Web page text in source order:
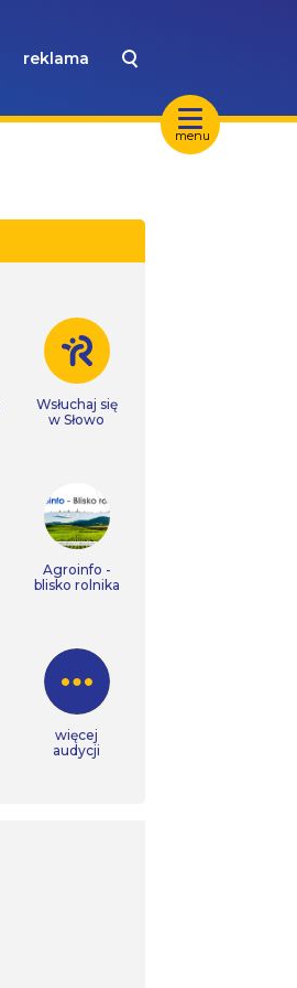
menu
reklama
Wsłuchaj się
w Słowo
Agroinfo -
blisko rolnika
więcej
audycji